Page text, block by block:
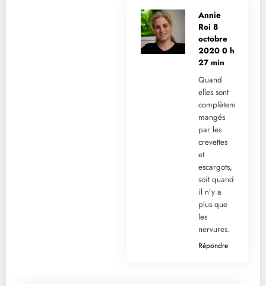
Annie
Roi8
octobre
2020 0 h
27 min
Quand
elles sont
complètement
mangés
par les
crevettes
et
escargots,
soit quand
il n’y a
plus que
les
nervures.
Répondre